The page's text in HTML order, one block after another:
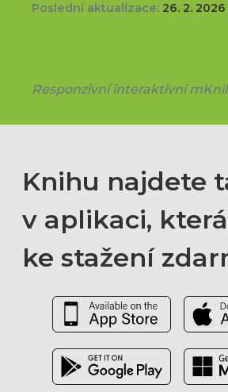
Poslední aktualizace: 26. 2. 2026
Responzivní interaktivní
Knihu najdete
v aplikaci,
ke stažení